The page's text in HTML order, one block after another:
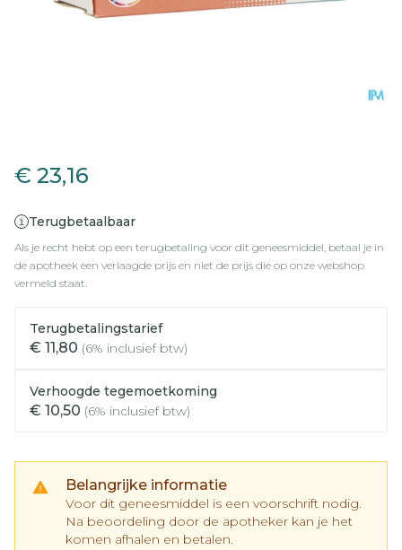
€ 23,16
Terugbetaalbaar
Als je recht hebt op een terugbetaling voor dit geneesmiddel, betaal je in
de apotheek een verlaagde prijs en niet de prijs die op onze webshop
vermeld staat.
Terugbetalingstarief
€ 11,80 (6% inclusief btw)
Verhoogde tegemoetkoming
€ 10,50 (6% inclusief btw)
Belangrijke informatie
Voor dit geneesmiddel is een voorschrift nodig.
Na beoordeling door de apotheker kan je het
komen afhalen en betalen.